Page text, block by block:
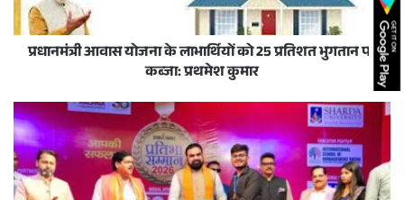
प्रधानमंत्री आवास योजना के लाभार्थियों को 25 प्रतिशत भुगतान पर
कब्जा: प्रथमेश कुमार